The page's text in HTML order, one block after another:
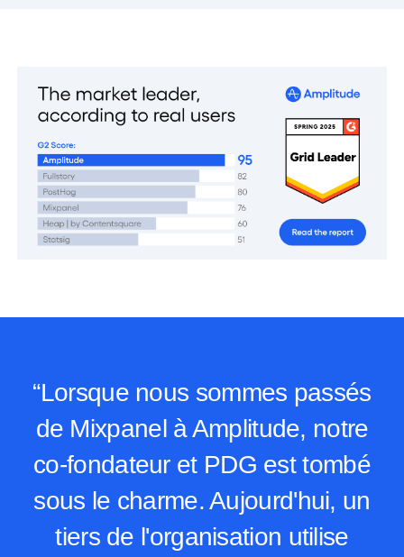
“Lorsque nous sommes passés
de Mixpanel à Amplitude, notre
co-fondateur et PDG est tombé
sous le charme. Aujourd'hui, un
tiers de l'organisation utilise